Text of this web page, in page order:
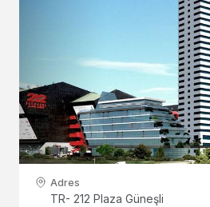
Adres
TR- 212 Plaza Güneşli